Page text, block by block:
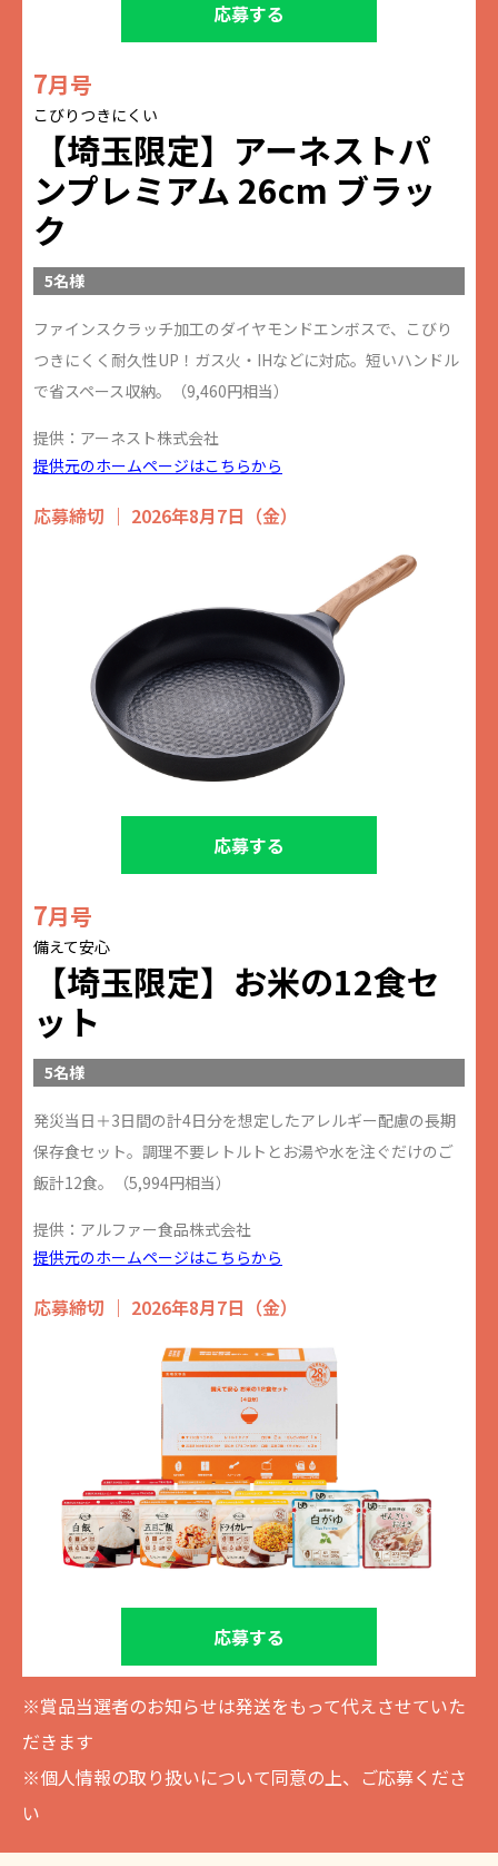
応募する
7月号
こびりつきにくい
【埼玉限定】アーネストパ
ンプレミアム 26cm ブラッ
ク
5名様
ファインスクラッチ加工のダイヤモンドエンボスで、こびり
つきにくく耐久性UP！ガス火・IHなどに対応。短いハンドル
で省スペース収納。（9,460円相当）
提供：アーネスト株式会社
提供元のホームページはこちらから
応募締切 ｜ 2026年8月7日（金）
応募する
7月号
備えて安心
【埼玉限定】お米の12食セ
ット
5名様
発災当日＋3日間の計4日分を想定したアレルギー配慮の長期
保存食セット。調理不要レトルトとお湯や水を注ぐだけのご
飯計12食。（5,994円相当）
提供：アルファー食品株式会社
提供元のホームページはこちらから
応募締切 ｜ 2026年8月7日（金）
応募する
※賞品当選者のお知らせは発送をもって代えさせていた
だきます
※個人情報の取り扱いについて同意の上、ご応募くださ
い